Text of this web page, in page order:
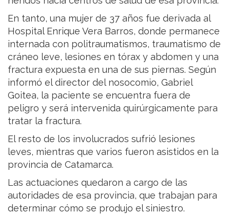
En tanto, una mujer de 37 años fue derivada al
Hospital Enrique Vera Barros, donde permanece
internada con politraumatismos, traumatismo de
cráneo leve, lesiones en tórax y abdomen y una
fractura expuesta en una de sus piernas. Según
informó el director del nosocomio, Gabriel
Goitea, la paciente se encuentra fuera de
peligro y será intervenida quirúrgicamente para
tratar la fractura.
El resto de los involucrados sufrió lesiones
leves, mientras que varios fueron asistidos en la
provincia de Catamarca.
Las actuaciones quedaron a cargo de las
autoridades de esa provincia, que trabajan para
determinar cómo se produjo el siniestro.